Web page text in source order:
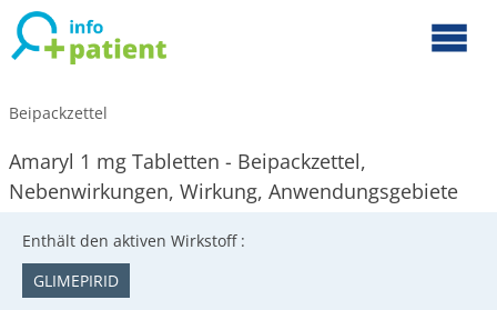
Beipackzettel
Amaryl 1 mg Tabletten - Beipackzettel,
Nebenwirkungen, Wirkung, Anwendungsgebiete
Enthält den aktiven Wirkstoff :
GLIMEPIRID